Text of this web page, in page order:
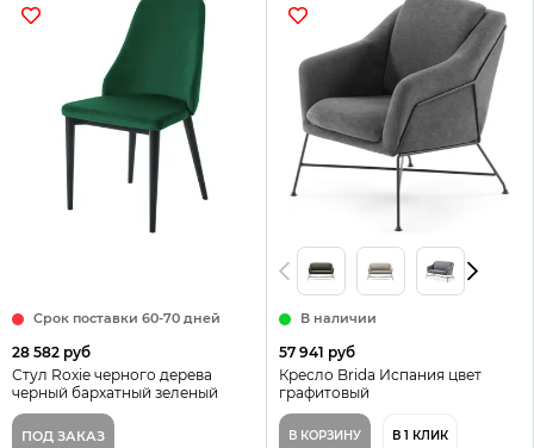
Срок поставки 60-70 дней
28 582 руб
Стул Roxie черного дерева
черный бархатный зеленый
ПОД ЗАКАЗ
В наличии
57 941 руб
Кресло Brida Испания цвет
графитовый
В КОРЗИНУ В 1 КЛИК